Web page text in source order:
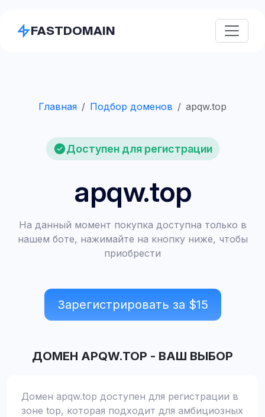
FASTDOMAIN
Главная Подбор доменов apqw.top
Доступен для регистрации
apqw.top
На данный момент покупка доступна только в
нашем боте, нажимайте на кнопку ниже, чтобы
приобрести
Зарегистрировать за $15
ДОМЕН APQW.TOP - ВАШ ВЫБОР
Домен apqw.top доступен для регистрации в
зоне top, которая подходит для амбициозных